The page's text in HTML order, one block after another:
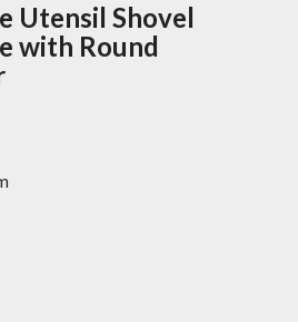
Utensil Shovel
with Round